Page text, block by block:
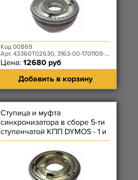
Код 00869
Арт. 43360T02630, 3163-00-1701109-00
Цена: 12680 руб
Добавить в корзину
Ступица и муфта
синхронизатора в сборе 5-ти
ступенчатой КПП DYMOS - 1 и
2 передачи